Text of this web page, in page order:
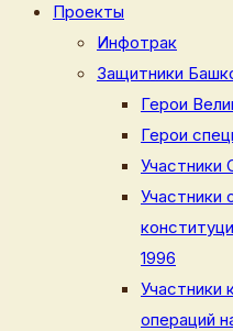
Проекты
Инфотрак
Защитники
Герои
Герои
Участники
Участники
1996
Участники
операций